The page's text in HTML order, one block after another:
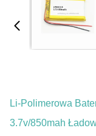
Li-Polimerowa
3.7v/850mah